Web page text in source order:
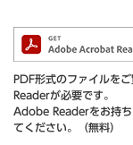
PDF形式のファイルを
Readerが必要です。
Adobe Readerをお持ち
てください。（無料）